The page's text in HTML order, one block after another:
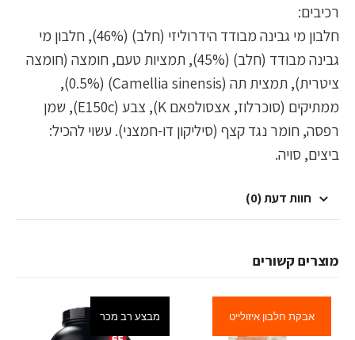
רכיבים:
חלבון מי גבינה מבודד הידרוליזי (חלב) (46%), חלבון מי
גבינה מבודד (חלב) (45%), תמציות טעם, חומצה (חומצה
ציטרית), תמצית תה (Camellia sinensis) (0.5%),
ממתיקים (סוכרלוז, אצסולפאם K), צבע (E150c), שמן
רפסה, חומר נגד קצף (סיליקון דו-חמצני). עשוי להכיל:
ביצים, סויה.
חוות דעת (0)
מוצרים קשורים
אבקת חלבון איזולייט מבצע רב מכר